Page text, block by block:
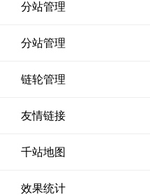
分站管理
分站管理
链轮管理
友情链接
千站地图
效果统计